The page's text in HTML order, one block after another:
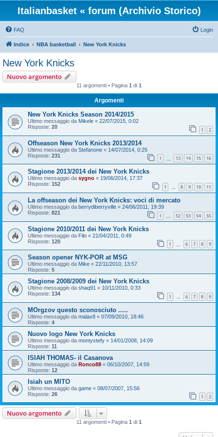
Italianbasket « forum (Archivio Storico)
FAQ Login
Indice NBA basketball New York Knicks
New York Knicks
Nuovo argomento
11 argomenti • Pagina 1 di 1
Argomenti
New York Knicks Season 2014/2015
Ultimo messaggio da Mikele « 22/07/2015, 0:02
Risposte: 20 1 2
Offseason New York Knicks 2013/2014
Ultimo messaggio da Stefanone « 14/07/2014, 0:25
Risposte: 231 1 13 14 15 16
Stagione 2013/2014 dei New York Knicks
Ultimo messaggio da sygno « 19/06/2014, 17:37
Risposte: 152 1 … 8 9 10 11
La offseason dei New York Knicks: voci di mercato
Ultimo messaggio da berrydiberryville « 24/06/2011, 19:39
Risposte: 821 1 … 52 53 54 55
Stagione 2010/2011 dei New York Knicks
Ultimo messaggio da Filo « 21/04/2011, 0:49
Risposte: 120 1 6 7 8 9
Season opener NYK-POR at MSG
Ultimo messaggio da Mike « 22/11/2010, 13:57
Risposte: 5
Stagione 2008/2009 dei New York Knicks
Ultimo messaggio da shaq91 « 10/11/2010, 0:33
Risposte: 134 1 … 6 7 8 9
MOrgzov questo sconosciuto .....
Ultimo messaggio da malax8 « 07/09/2010, 18:46
Risposte: 4
Nuovo logo New York Knicks
Ultimo messaggio da montystefy « 14/01/2008, 14:09
Risposte: 11
ISIAH THOMAS- il Casanova
Ultimo messaggio da Ronco88 « 06/10/2007, 14:59
Risposte: 12
Isiah un MITO
Ultimo messaggio da game « 08/07/2007, 15:56
Risposte: 26 1 2
Nuovo argomento
11 argomenti • Pagina 1 di 1